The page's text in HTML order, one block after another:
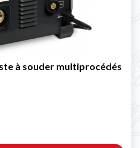
à souder multiprocédés